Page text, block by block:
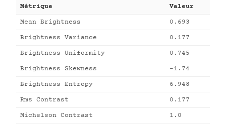
Métrique Valeur
Mean Brightness 0.693
Brightness Variance 0.177
Brightness Uniformity 0.745
Brightness Skewness -1.74
Brightness Entropy 6.948
Rms Contrast 0.177
Michelson Contrast 1.0